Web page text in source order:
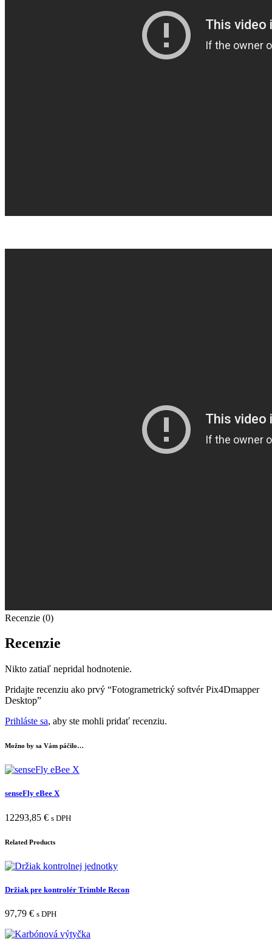
Recenzie (0)
Recenzie
Nikto zatiaľ nepridal hodnotenie.
Pridajte recenziu ako prvý “Fotogrametrický softvér Pix4Dmapper
Desktop”
Prihláste sa, aby ste mohli pridať recenziu.
Možno by sa Vám páčilo…
senseFly eBee X
12293,85 € s DPH
Related Products
Držiak pre kontrolér Trimble Recon
97,79 € s DPH